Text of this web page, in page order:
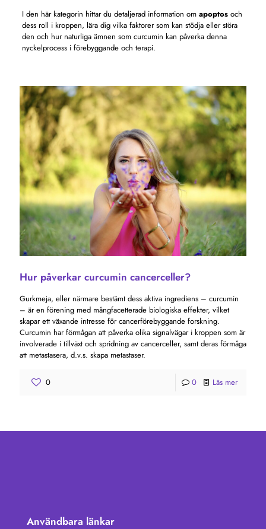
I den här kategorin hittar du detaljerad information om apoptosoch
dess roll i kroppen, lära dig vilka faktorer som kan stödja eller störa
den och hur naturliga ämnen som curcumin kan påverka denna
nyckelprocess i förebyggande och terapi.
Hur påverkar curcumin cancerceller?
Gurkmeja, eller närmare bestämt dess aktiva ingrediens – curcumin
– är en förening med mångfacetterade biologiska effekter, vilket
skapar ett växande intresse för cancerförebyggande forskning.
Curcumin har förmågan att påverka olika signalvägar i kroppen som är
involverade i tillväxt och spridning av cancerceller, samt deras förmåga
att metastasera, d.v.s. skapa metastaser.
0 0 Läs mer
Användbara länkar